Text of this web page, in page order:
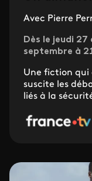
Avec Pierre
Dès le jeudi
septembre à
Une fiction qui
suscite les
liés à la